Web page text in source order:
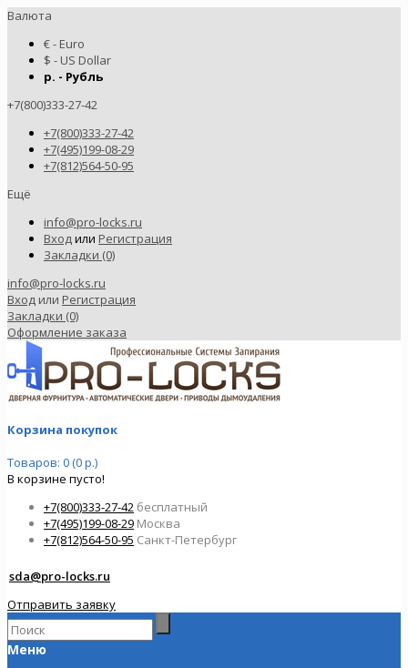
Валюта
€ - Euro
$ - US Dollar
р. - Рубль
+7(800)333-27-42
+7(800)333-27-42
+7(495)199-08-29
+7(812)564-50-95
Ещё
info@pro-locks.ru
Входили Регистрация
Закладки (0)
info@pro-locks.ru
Вход или Регистрация
Закладки (0)
Оформление заказа
Корзина покупок
Товаров: 0 (0 р.)
В корзине пусто!
+7(800)333-27-42 бесплатный
+7(495)199-08-29 Москва
+7(812)564-50-95 Санкт-Петербург
sda@pro-locks.ru
Отправить заявку
Меню